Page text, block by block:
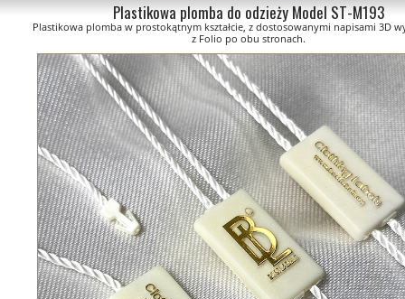
Plastikowa plomba do odzieży Model ST-M193
Plastikowa plomba w prostokątnym kształcie, z dostosowanymi napisami 3D
z Folio po obu stronach.